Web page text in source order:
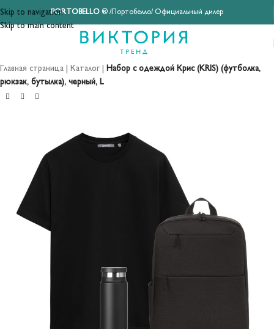
Skip to navigation
Skip to main content
PORTOBELLO® /Портобелло/ Официальный дилер
Главная страница Каталог
Набор с одеждой Крис (KRIS) (футболка,
рюкзак, бутылка), черный, L